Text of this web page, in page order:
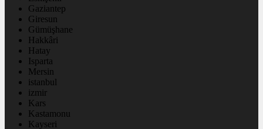
Gaziantep
Giresun
Gümüşhane
Hakkâri
Hatay
Isparta
Mersin
istanbul
izmir
Kars
Kastamonu
Kayseri